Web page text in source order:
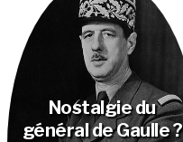
Nostalgie du
général de Gaulle ?